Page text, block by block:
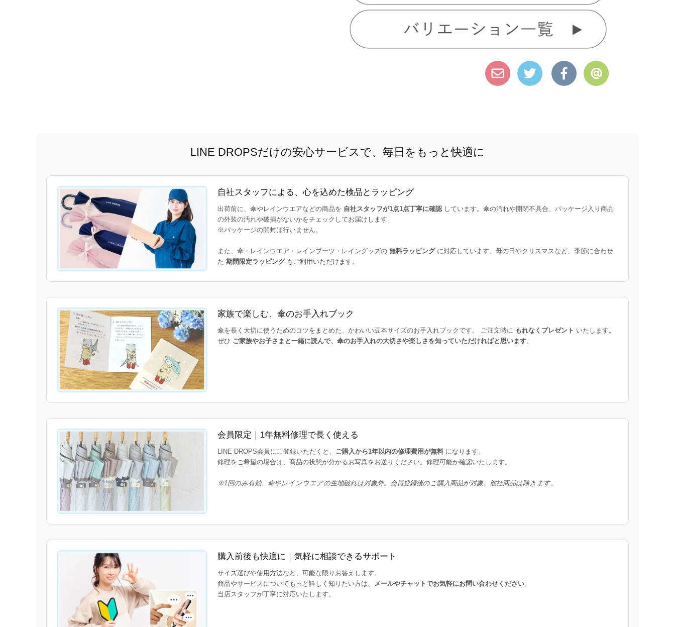
LINE DROPSだけの安心サービスで、毎日をもっと快適に
自社スタッフによる、心を込めた検品とラッピング
出荷前に、傘やレインウエアなどの商品を 自社スタッフが1点1点丁寧に確認しています。傘の汚れや開閉不具合、パッケージ入り商品
の外装の汚れや破損がないかをチェックしてお届けします。
※パッケージの開封は行いません。
また、傘・レインウエア・レインブーツ・レイングッズの 無料ラッピングに対応しています。母の日やクリスマスなど、季節に合わせ
た 期間限定ラッピングもご利用いただけます。
家族で楽しむ、傘のお手入れブック
傘を長く大切に使うためのコツをまとめた、かわいい豆本サイズのお手入れブックです。 ご注文時に もれなくプレゼント いたします。
ぜひ ご家族やお子さまと一緒に読んで、傘のお手入れの大切さや楽しさを知っていただければと思います。
会員限定｜1年無料修理で長く使える
LINE DROPS会員にご登録いただくと、 ご購入から1年以内の修理費用が無料になります。
修理をご希望の場合は、商品の状態が分かるお写真をお送りください。修理可能か確認いたします。
※1回のみ有効。傘やレインウエアの生地破れは対象外。会員登録後のご購入商品が対象。他社商品は除きます。
購入前後も快適に｜気軽に相談できるサポート
サイズ選びや使用方法など、可能な限りお答えします。
商品やサービスについてもっと詳しく知りたい方は、 メールやチャットでお気軽にお問い合わせください。
当店スタッフが丁寧に対応いたします。